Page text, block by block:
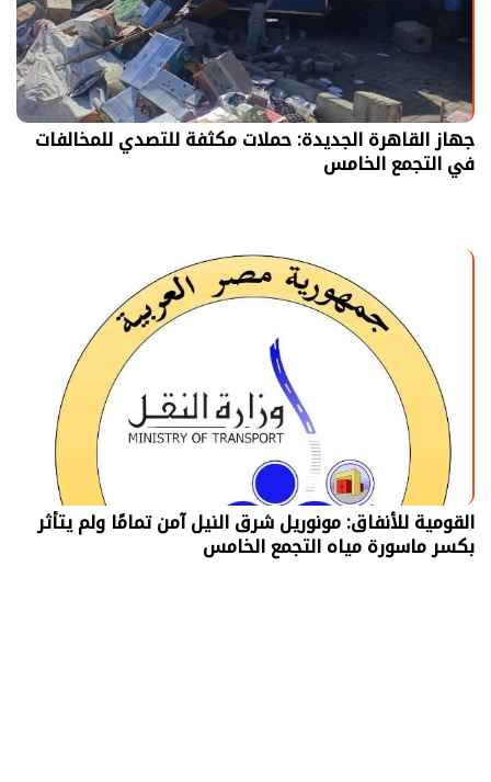
جهاز القاهرة الجديدة: حملات مكثفة للتصدي للمخالفات
في التجمع الخامس
القومية للأنفاق: مونوريل شرق النيل آمن تمامًا ولم يتأثر
بكسر ماسورة مياه التجمع الخامس